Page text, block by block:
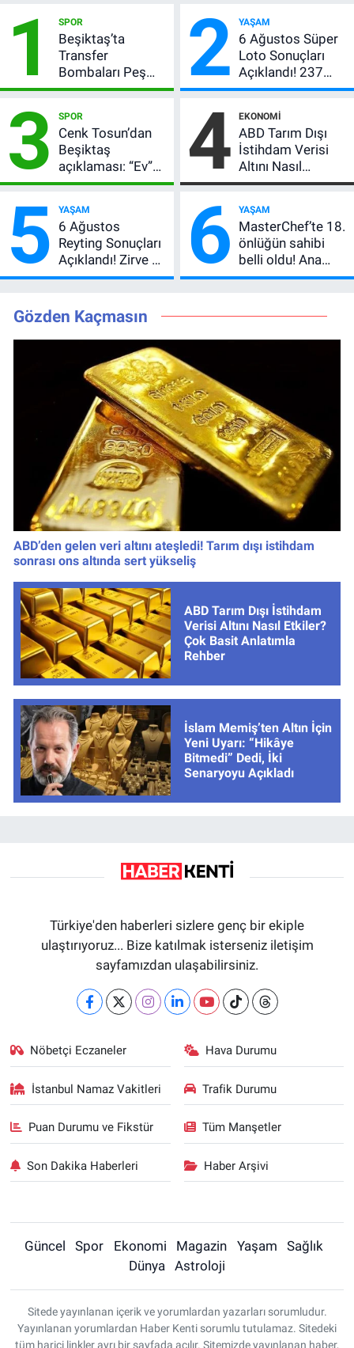
1 SPOR
Beşiktaş’ta
Transfer
Bombaları Peş
Peşe! Adalı
Açıkladı, 5 Yıldız
Daha Listede
2 YAŞAM
6 Ağustos Süper
Loto Sonuçları
Açıklandı! 237
Milyon TL’lik
3 SPOR
Cenk Tosun’dan
Beşiktaş
açıklaması: “Ev”
dedi, asıl mesajı
verdi
4 EKONOMI
ABD Tarım Dışı
İstihdam Verisi
Altını Nasıl
Etkiler? Çok Basit
5 YAŞAM
6 Ağustos
Reyting Sonuçları
Açıklandı! Zirve El
Değiştirdi:
MasterChef'i
Geride Bıraktı
6 YAŞAM
MasterChef’te 18.
önlüğün sahibi
belli oldu! Ana
kadroya giren
Gözden Kaçmasın
ABD’den gelen veri altını ateşledi! Tarım dışı istihdam
sonrası ons altında sert yükseliş
ABD Tarım Dışı İstihdam
Verisi Altını Nasıl Etkiler?
Çok Basit Anlatımla
Rehber
İslam Memiş’ten Altın İçin
Yeni Uyarı: “Hikâye
Bitmedi” Dedi, İki
Senaryoyu Açıkladı
Türkiye'den haberleri sizlere genç bir ekiple
ulaştırıyoruz... Bize katılmak isterseniz iletişim
sayfamızdan ulaşabilirsiniz.
Nöbetçi Eczaneler Hava Durumu
İstanbul Namaz Vakitleri Trafik Durumu
Puan Durumu ve Fikstür Tüm Manşetler
Son Dakika Haberleri Haber Arşivi
Güncel Spor Ekonomi Magazin Yaşam
Sağlık
Dünya
Astroloji
Sitede yayınlanan içerik ve yorumlardan yazarları sorumludur.
Yayınlanan yorumlardan Haber Kenti sorumlu tutulamaz. Sitedeki
tüm harici linkler ayrı bir sayfada açılır. Sitemizde yayınlanan haber,